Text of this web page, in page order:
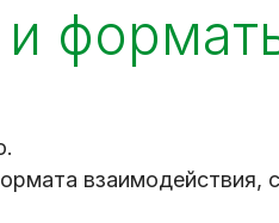
взаимодействия,